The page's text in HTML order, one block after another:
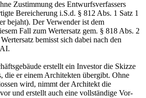
Zustimmung des Entwurfsverfassers
Bereicherung i.S.d. § 812 Abs. 1 Satz 1
bejaht). Der Verwender ist dem
Fall zum Wertersatz gem. § 818 Abs. 2
bemisst sich dabei nach den
erstellt ein Investor die Skizze
die er einem Architekten übergibt. Ohne
wird, nimmt der Architekt die
und erstellt auch eine vollständige Vor-